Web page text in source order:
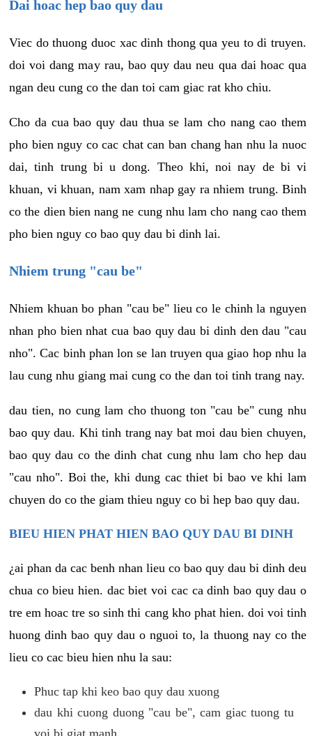
Dai hoac hep bao quy dau
Viec do thuong duoc xac dinh thong qua yeu to di truyen.
doi voi dang may rau, bao quy dau neu qua dai hoac qua
ngan deu cung co the dan toi cam giac rat kho chiu.
Cho da cua bao quy dau thua se lam cho nang cao them
pho bien nguy co cac chat can ban chang han nhu la nuoc
dai, tinh trung bi u dong. Theo khi, noi nay de bi vi
khuan, vi khuan, nam xam nhap gay ra nhiem trung. Binh
co the dien bien nang ne cung nhu lam cho nang cao them
pho bien nguy co bao quy dau bi dinh lai.
Nhiem trung "cau be"
Nhiem khuan bo phan "cau be" lieu co le chinh la nguyen
nhan pho bien nhat cua bao quy dau bi dinh den dau "cau
nho". Cac binh phan lon se lan truyen qua giao hop nhu la
lau cung nhu giang mai cung co the dan toi tinh trang nay.
dau tien, no cung lam cho thuong ton "cau be" cung nhu
bao quy dau. Khi tinh trang nay bat moi dau bien chuyen,
bao quy dau co the dinh chat cung nhu lam cho hep dau
"cau nho". Boi the, khi dung cac thiet bi bao ve khi lam
chuyen do co the giam thieu nguy co bi hep bao quy dau.
BIEU HIEN PHAT HIEN BAO QUY DAU BI DINH
¿ai phan da cac benh nhan lieu co bao quy dau bi dinh deu
chua co bieu hien. dac biet voi cac ca dinh bao quy dau o
tre em hoac tre so sinh thi cang kho phat hien. doi voi tinh
huong dinh bao quy dau o nguoi to, la thuong nay co the
lieu co cac bieu hien nhu la sau:
Phuc tap khi keo bao quy dau xuong
dau khi cuong duong "cau be", cam giac tuong tu